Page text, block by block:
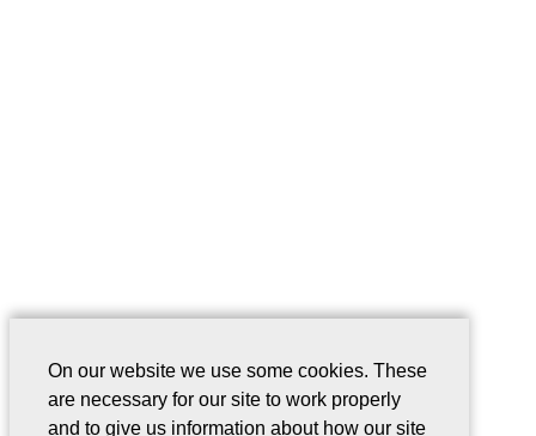
On our website we use some cookies. These
are necessary for our site to work properly
and to give us information about how our site